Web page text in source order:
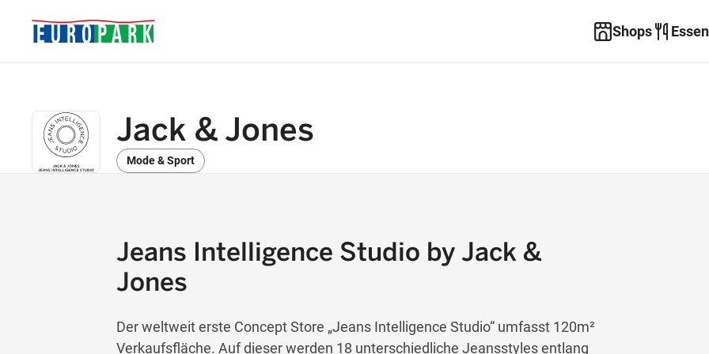
Shops
Jack & Jones
Mode & Sport
Jeans Intelligence Studio by Jack &
Jones
Der weltweit erste Concept Store „Jeans Intelligence Studio“ umfasst 120m²
Verkaufsfläche. Auf dieser werden 18 unterschiedliche Jeansstyles entlang